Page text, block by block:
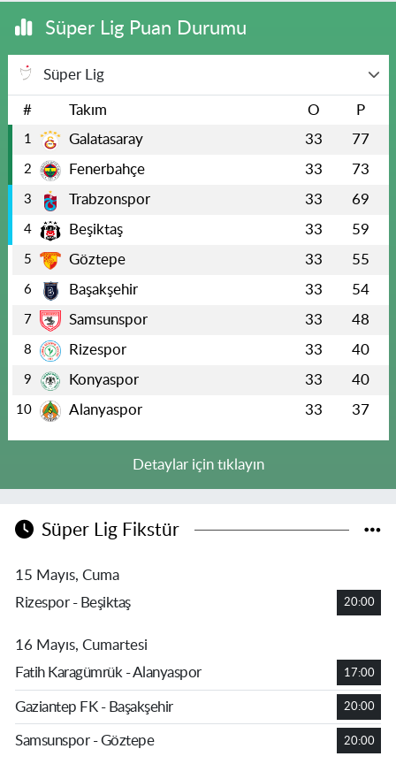
Süper Lig Puan Durumu
Süper Lig
# Takım O P
1 Galatasaray 33 77
2 Fenerbahçe 33 73
3 Trabzonspor 33 69
4 Beşiktaş 33 59
5 Göztepe 33 55
6 Başakşehir 33 54
7 Samsunspor 33 48
8 Rizespor 33 40
9 Konyaspor 33 40
10 Alanyaspor 33 37
Detaylar için tıklayın
Süper Lig Fikstür
15 Mayıs, Cuma
Rizespor - Beşiktaş
20:00
16 Mayıs, Cumartesi
Fatih Karagümrük - Alanyaspor
17:00
Gaziantep FK - Başakşehir 20:00
Samsunspor - Göztepe 20:00